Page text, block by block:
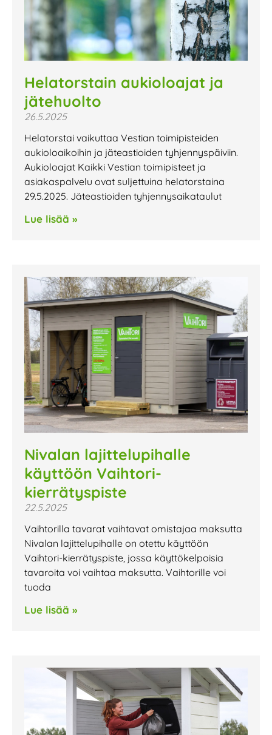
Helatorstain aukioloajat ja
jätehuolto
26.5.2025
Helatorstai vaikuttaa Vestian toimipisteiden
aukioloaikoihin ja jäteastioiden tyhjennyspäiviin.
Aukioloajat Kaikki Vestian toimipisteet ja
asiakaspalvelu ovat suljettuina helatorstaina
29.5.2025. Jäteastioiden tyhjennysaikataulut
Lue lisää »
Nivalan lajittelupihalle
käyttöön Vaihtori-
kierrätyspiste
22.5.2025
Vaihtorilla tavarat vaihtavat omistajaa maksutta
Nivalan lajittelupihalle on otettu käyttöön
Vaihtori-kierrätyspiste, jossa käyttökelpoisia
tavaroita voi vaihtaa maksutta. Vaihtorille voi
tuoda
Lue lisää »